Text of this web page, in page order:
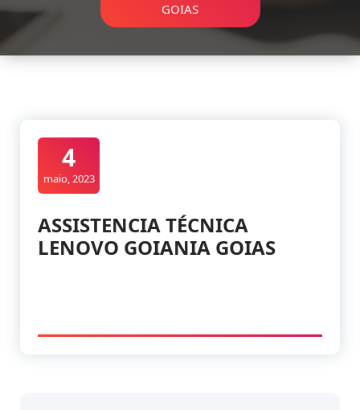
GOIAS
4
maio, 2023
ASSISTENCIA TÉCNICA
LENOVO GOIANIA GOIAS